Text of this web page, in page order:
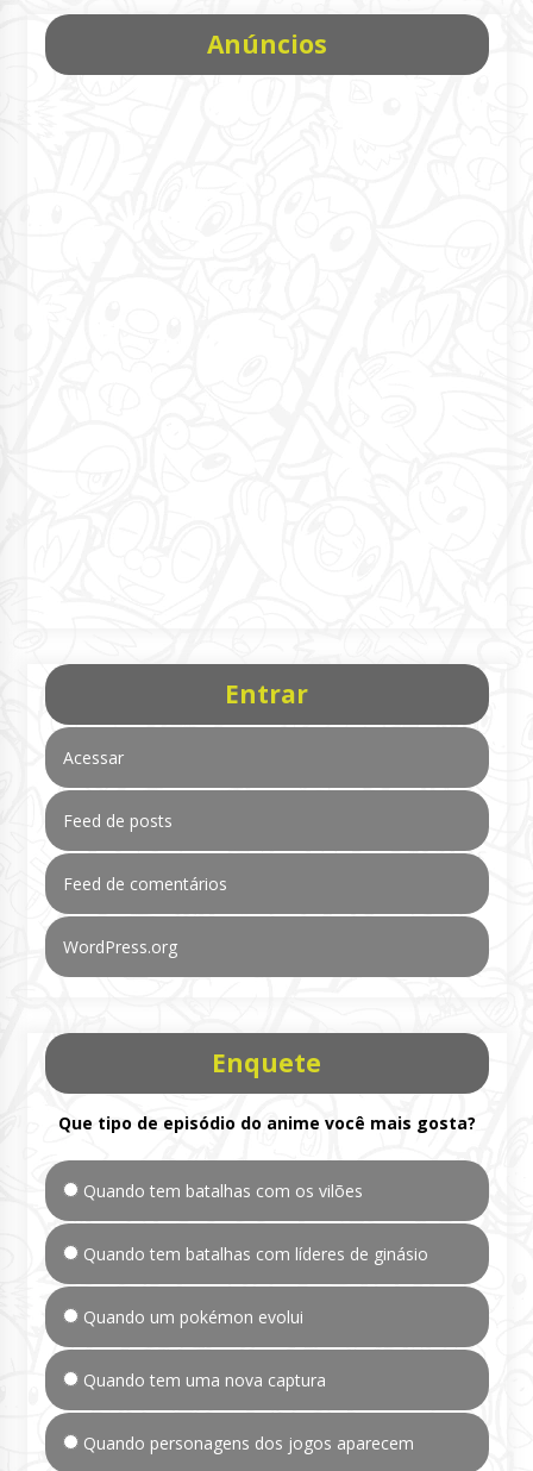
Anúncios
Entrar
Acessar
Feed de posts
Feed de comentários
WordPress.org
Enquete
Que tipo de episódio do anime você mais gosta?
Quando tem batalhas com os vilões
Quando tem batalhas com líderes de ginásio
Quando um pokémon evolui
Quando tem uma nova captura
Quando personagens dos jogos aparecem